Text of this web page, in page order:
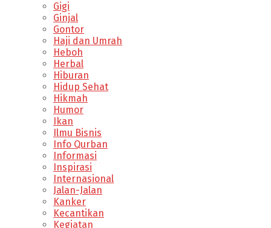
Gigi
Ginjal
Gontor
Haji dan Umrah
Heboh
Herbal
Hiburan
Hidup Sehat
Hikmah
Humor
Ikan
Ilmu Bisnis
Info Qurban
Informasi
Inspirasi
Internasional
Jalan-Jalan
Kanker
Kecantikan
Kegiatan